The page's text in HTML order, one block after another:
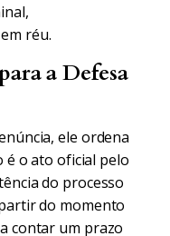
réu.
a Defesa
ele ordena
é o ato oficial pelo
do processo
do momento
contar um prazo